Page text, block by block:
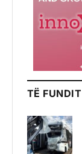
TË FUNDIT